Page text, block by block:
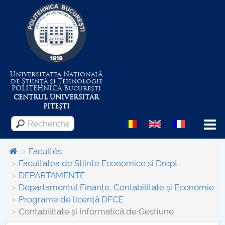
Universitatea Națională
de Știință și Tehnologie
POLITEHNICABucurești
CENTRUL UNIVERSITAR
PITEȘTI
Menu
Despre Universitate
Centrul de Management al Proiectelor
Facultés
Facultatea de Stiinte Economice și Drept
DEPARTAMENTE
Departamentul Finanțe, Contabilitate și Economie
Programe de licență DFCE
Contabilitate și Informatică de Gestiune